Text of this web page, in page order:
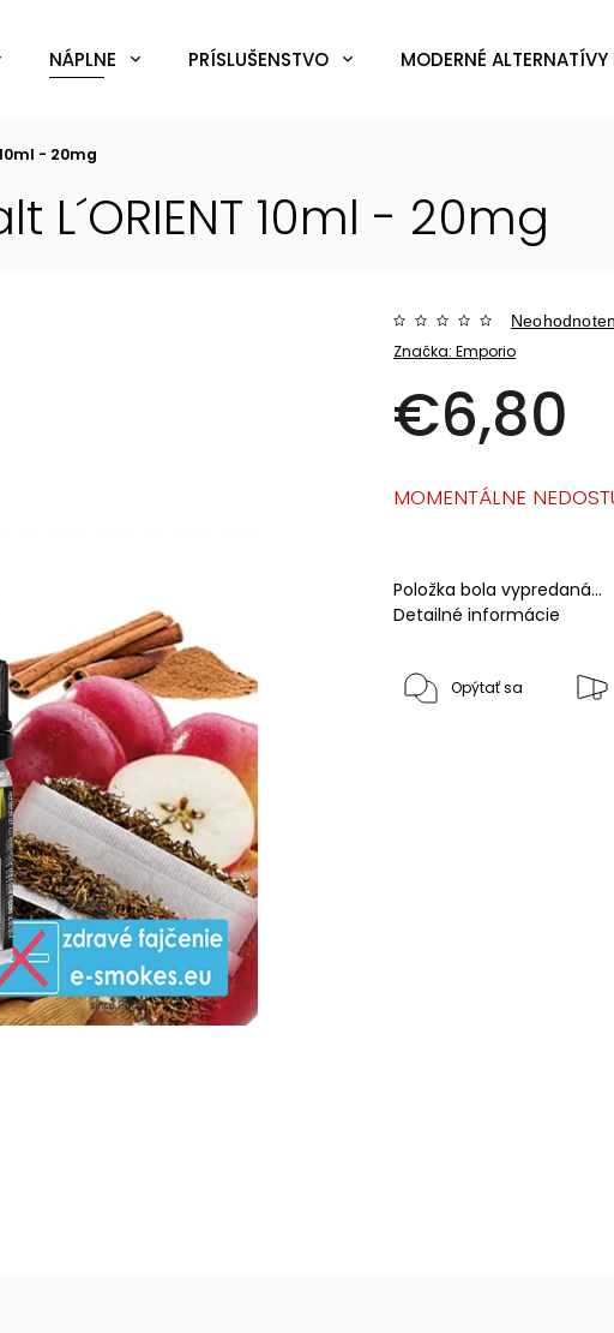
NÁPLNE PRÍSLUŠENSTVO MODERNÉ ALTERNATÍVY
- 20mg
10ml - 20mg
Značka:Emporio
€6,80
Položka bola vypredaná…
MOMENTÁLNE
Detailné informácie
Opýtať sa